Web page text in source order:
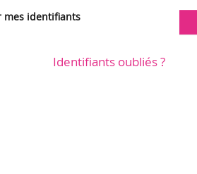
mes identifiants
Identifiants oubliés ?